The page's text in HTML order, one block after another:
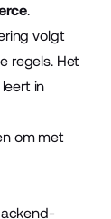
.
volgt
regels. Het
in
om met